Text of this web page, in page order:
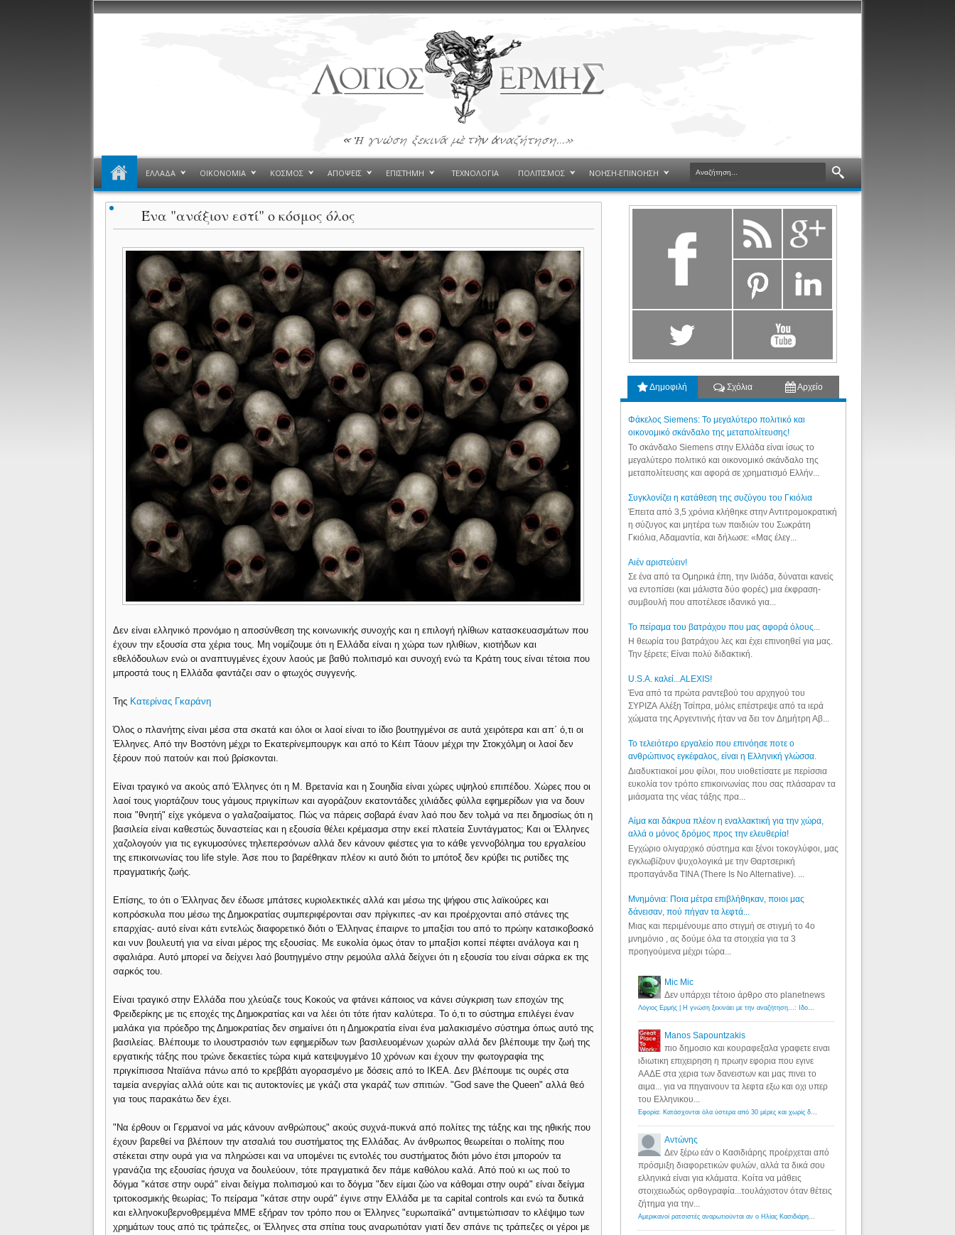
ΕΛΛΑΔΑ ΟΙΚΟΝΟΜΙΑ ΚΟΣΜΟΣ ΑΠΟΨΕΙΣ ΕΠΙΣΤΗΜΗ ΤΕΧΝΟΛΟΓΙΑ ΠΟΛΙΤΙΣΜΟΣ ΝΟΗΣΗ-ΕΠΙΝΟΗΣΗ
Ένα "ανάξιον εστί" ο κόσμος όλος
Δεν είναι ελληνικό προνόμιο η αποσύνθεση της κοινωνικής συνοχής και η επιλογή ηλίθιων κατασκευασμάτων που
έχουν την εξουσία στα χέρια τους. Μη νομίζουμε ότι η Ελλάδα είναι η χώρα των ηλιθίων, κιοτήδων και
εθελόδουλων ενώ οι αναπτυγμένες έχουν λαούς με βαθύ πολιτισμό και συνοχή ενώ τα Κράτη τους είναι τέτοια που
μπροστά τους η Ελλάδα φαντάζει σαν ο φτωχός συγγενής.
Της Κατερίνας Γκαράνη
Όλος ο πλανήτης είναι μέσα στα σκατά και όλοι οι λαοί είναι το ίδιο βουτηγμένοι σε αυτά χειρότερα και απ΄ ό,τι οι
Έλληνες. Από την Βοστόνη μέχρι το Εκατερίνεμπουργκ και από το Κέιπ Τάουν μέχρι την Στοκχόλμη οι λαοί δεν
ξέρουν πού πατούν και πού βρίσκονται.
Είναι τραγικό να ακούς από Έλληνες ότι η Μ. Βρετανία και η Σουηδία είναι χώρες υψηλού επιπέδου. Χώρες που οι
λαοί τους γιορτάζουν τους γάμους πριγκίπων και αγοράζουν εκατοντάδες χιλιάδες φύλλα εφημερίδων για να δουν
ποια "θνητή" είχε γκόμενα ο γαλαζοαίματος. Πώς να πάρεις σοβαρά έναν λαό που δεν τολμά να πει δημοσίως ότι η
βασιλεία είναι καθεστώς δυναστείας και η εξουσία θέλει κρέμασμα στην εκεί πλατεία Συντάγματος; Και οι Έλληνες
χαζολογούν για τις εγκυμοσύνες τηλεπερσόνων αλλά δεν κάνουν φιέστες για το κάθε γεννοβόλημα του εργαλείου
της επικοινωνίας του life style. Άσε που το βαρέθηκαν πλέον κι αυτό διότι το μπότοξ δεν κρύβει τις ρυτίδες της
πραγματικής ζωής.
Επίσης, το ότι ο Έλληνας δεν έδωσε μπάτσες κυριολεκτικές αλλά και μέσω της ψήφου στις λαϊκούρες και
κοπρόσκυλα που μέσω της Δημοκρατίας συμπεριφέρονται σαν πρίγκιπες -αν και προέρχονται από στάνες της
επαρχίας- αυτό είναι κάτι εντελώς διαφορετικό διότι ο Έλληνας έπαιρνε το μπαξίσι του από το πρώην κατσικοβοσκό
και νυν βουλευτή για να είναι μέρος της εξουσίας. Με ευκολία όμως όταν το μπαξίσι κοπεί πέφτει ανάλογα και η
σφαλιάρα. Αυτό μπορεί να δείχνει λαό βουτηγμένο στην ρεμούλα αλλά δείχνει ότι η εξουσία του είναι σάρκα εκ της
σαρκός του.
Είναι τραγικό στην Ελλάδα που χλεύαζε τους Κοκούς να φτάνει κάποιος να κάνει σύγκριση των εποχών της
Φρειδερίκης με τις εποχές της Δημοκρατίας και να λέει ότι τότε ήταν καλύτερα. Το ό,τι το σύστημα επιλέγει έναν
μαλάκα για πρόεδρο της Δημοκρατίας δεν σημαίνει ότι η Δημοκρατία είναι ένα μαλακισμένο σύστημα όπως αυτό της
βασιλείας. Βλέπουμε το ιλουστρασιόν των εφημερίδων των βασιλευομένων χωρών αλλά δεν βλέπουμε την ζωή της
εργατικής τάξης που τρώνε δεκαετίες τώρα κιμά κατεψυγμένο 10 χρόνων και έχουν την φωτογραφία της
πριγκίπισσα Νταϊάνα πάνω από το κρεββάτι αγορασμένο με δόσεις από το ΙΚΕΑ. Δεν βλέπουμε τις ουρές στα
ταμεία ανεργίας αλλά ούτε και τις αυτοκτονίες με γκάζι στα γκαράζ των σπιτιών. "God save the Queen" αλλά θεό
για τους παρακάτω δεν έχει.
"Να έρθουν οι Γερμανοί να μάς κάνουν ανθρώπους" ακούς συχνά-πυκνά από πολίτες της τάξης και της ηθικής που
έχουν βαρεθεί να βλέπουν την ατσαλιά του συστήματος της Ελλάδας. Αν άνθρωπος θεωρείται ο πολίτης που
στέκεται στην ουρά για να πληρώσει και να υπομένει τις εντολές του συστήματος διότι μόνο έτσι μπορούν τα
γρανάζια της εξουσίας ήσυχα να δουλεύουν, τότε πραγματικά δεν πάμε καθόλου καλά. Από πού κι ως πού το
δόγμα "κάτσε στην ουρά" είναι δείγμα πολιτισμού και το δόγμα "δεν είμαι ζώο να κάθομαι στην ουρά" είναι δείγμα
τριτοκοσμικής θεωρίας; Το πείραμα "κάτσε στην ουρά" έγινε στην Ελλάδα με τα capital controls και ενώ τα δυτικά
και ελληνοκυβερνοθρεμμένα ΜΜΕ εξήραν τον τρόπο που οι Έλληνες "ευρωπαϊκά" αντιμετώπισαν το κλέψιμο των
χρημάτων τους από τις τράπεζες, οι Έλληνες στα σπίτια τους αναρωτιόταν γιατί δεν σπάνε τις τράπεζες οι γέροι με
Δημοφιλή Σχόλια Αρχείο
Φάκελος Siemens: Το μεγαλύτερο πολιτικό και
οικονομικό σκάνδαλο της μεταπολίτευσης!
Το σκάνδαλο Siemens στην Ελλάδα είναι ίσως το
μεγαλύτερο πολιτικό και οικονομικό σκάνδαλο της
μεταπολίτευσης και αφορά σε χρηματισμό Ελλήν...
Συγκλονίζει η κατάθεση της συζύγου του Γκιόλια
Έπειτα από 3,5 χρόνια κλήθηκε στην Αντιτρομοκρατική
η σύζυγος και μητέρα των παιδιών του Σωκράτη
Γκιόλια, Αδαμαντία, και δήλωσε: «Μας έλεγ...
Aιέν αριστεύειν!
Σε ένα από τα Ομηρικά έπη, την Ιλιάδα, δύναται κανείς
να εντοπίσει (και μάλιστα δύο φορές) μια έκφραση-
συμβουλή που αποτέλεσε ιδανικό για...
Το πείραμα του βατράχου που μας αφορά όλους...
Η θεωρία του βατράχου λες και έχει επινοηθεί για μας.
Την ξέρετε; Είναι πολύ διδακτική.
U.S.A. καλεί...ALEXIS!
Ένα από τα πρώτα ραντεβού του αρχηγού του
ΣΥΡΙΖΑ Αλέξη Τσίπρα, μόλις επέστρεψε από τα ιερά
χώματα της Αργεντινής ήταν να δει τον Δημήτρη Αβ...
Το τελειότερο εργαλείο που επινόησε ποτε ο
ανθρώπινος εγκέφαλος, είναι η Ελληνική γλώσσα.
Διαδυκτιακοί μου φίλοι, που υιοθετίσατε με περίσσια
ευκολία τον τρόπο επικοινωνίας που σας πλάσαραν τα
μιάσματα της νέας τάξης πρα...
Αίμα και δάκρυα πλέον η εναλλακτική για την χώρα,
αλλά ο μόνος δρόμος προς την ελευθερία!
Εγχώριο ολιγαρχικό σύστημα και ξένοι τοκογλύφοι, μας
εγκλωβίζουν ψυχολογικά με την Θαρτσερική
προπαγάνδα TINA (There Is No Alternative). ...
Μνημόνια: Ποια μέτρα επιβλήθηκαν, ποιοι μας
δάνεισαν, πού πήγαν τα λεφτά...
Μιας και περιμένουμε απο στιγμή σε στιγμή το 4ο
μνημόνιο , ας δούμε όλα τα στοιχεία για τα 3
προηγούμενα μέχρι τώρα...
Mic Mic
Δεν υπάρχει τέτοιο άρθρο στο planetnews
Λόγιος Ερμής | Η γνώση ξεκινάει με την αναζήτηση...: Ιδού οι 18 που χρωστούν 11 δις ευρώ!
Manos Sapountzakis
πιο δημοσιο και κουραφεξαλα γραφετε ειναι
ιδιωτικη επιχειρηση η πρωην εφορια που εγινε
ΑΑΔΕ στα χερια των δανειστων και μας πινει το
αιμα... για να πηγαινουν τα λεφτα εξω και οχι υπερ
του Ελληνικου...
Εφορία: Κατάσχονται όλα ύστερα από 30 μέρες και χωρίς δικαστικές αποφάσεις - Λόγιος Ερμής
Αντώνης
Δεν ξέρω εάν ο Κασιδιάρης προέρχεται από
πρόσμιξη διαφορετικών φυλών, αλλά τα δικά σου
ελληνικά είναι για κλάματα. Κοίτα να μάθεις
στοιχειωδώς ορθογραφία...τουλάχιστον όταν θέτεις
ζήτημα για την...
Αμερικανοί ρατσιστές αναρωτιούνται αν ο Ηλίας Κασιδιάρης ανήκει στη λευκή φυλή... - Λόγιος Ερμής